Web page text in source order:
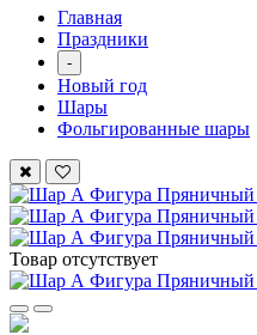
Главная
Праздники
-
Новый год
Шары
Фольгированные шары
Товар отсутствует